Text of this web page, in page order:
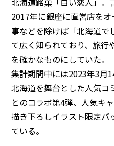
2017年に銀座に直営店を
事などを除けば「北海道で
て広く知られており、旅行
を確かなものにしていた。
集計期間中には2023年3月
北海道を舞台とした人気コ
とのコラボ第4弾、人気キ
描き下ろしイラスト限定パ
ている。